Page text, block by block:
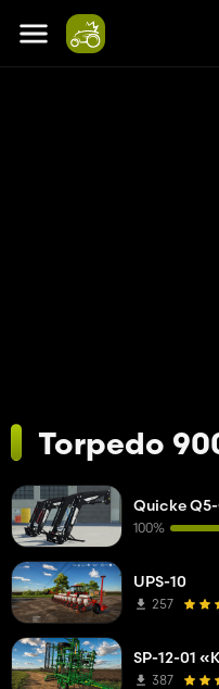
Torpedo
Quicke
100%
UPS-10
257
SP-12-01
387